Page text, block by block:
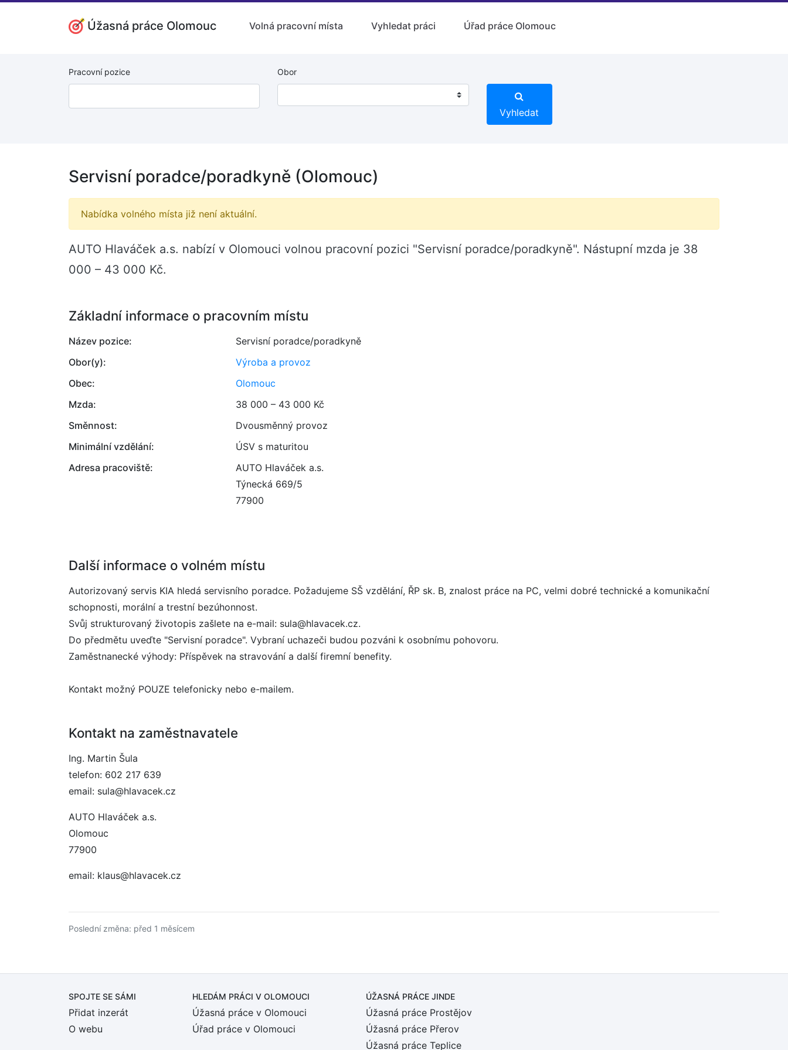
Úžasná práce Olomouc Volná pracovní místa Vyhledat práci Úřad práce Olomouc
Pracovní pozice Obor
Vyhledat
Servisní poradce/poradkyně (Olomouc)
Nabídka volného místa již není aktuální.
AUTO Hlaváček a.s. nabízí v Olomouci volnou pracovní pozici "Servisní poradce/poradkyně". Nástupní mzda je 38
000 – 43 000 Kč.
Základní informace o pracovním místu
Název pozice:
Servisní poradce/poradkyně
Obor(y):
Výroba a provoz
Obec:
Olomouc
Mzda:
38 000 – 43 000 Kč
Směnnost:
Dvousměnný provoz
Minimální vzdělání:
ÚSV s maturitou
Adresa pracoviště:
AUTO Hlaváček a.s.
Týnecká 669/5
77900
Další informace o volném místu
Autorizovaný servis KIA hledá servisního poradce. Požadujeme SŠ vzdělání, ŘP sk. B, znalost práce na PC, velmi dobré technické a komunikační
schopnosti, morální a trestní bezúhonnost.
Svůj strukturovaný životopis zašlete na e-mail: sula@hlavacek.cz.
Do předmětu uveďte "Servisní poradce". Vybraní uchazeči budou pozváni k osobnímu pohovoru.
Zaměstnanecké výhody: Příspěvek na stravování a další firemní benefity.
Kontakt možný POUZE telefonicky nebo e-mailem.
Kontakt na zaměstnavatele
Ing. Martin Šula
telefon: 602 217 639
email: sula@hlavacek.cz
AUTO Hlaváček a.s.
Olomouc
77900
email: klaus@hlavacek.cz
Poslední změna: před 1 měsícem
SPOJTE SE SÁMI
Přidat inzerát
O webu
HLEDÁM PRÁCI V OLOMOUCI
Úžasná práce v Olomouci
Úřad práce v Olomouci
ÚŽASNÁ PRÁCE JINDE
Úžasná práce Prostějov
Úžasná práce Přerov
Úžasná práce Teplice